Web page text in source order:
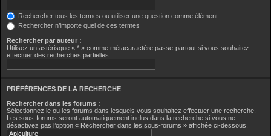
Rechercher tous les termes ou utiliser une question comme élément
Rechercher n’importe quel de ces termes
Rechercher par auteur :
Utilisez un astérisque « * » comme métacaractère passe-partout si vous souhaitez
effectuer des recherches partielles.
PRÉFÉRENCES DE LA RECHERCHE
Rechercher dans les forums :
Sélectionnez le ou les forums dans lesquels vous souhaitez effectuer une recherche.
Les sous-forums seront automatiquement inclus dans la recherche si vous ne
désactivez pas l’option « Rechercher dans les sous-forums » affichée ci-dessous.